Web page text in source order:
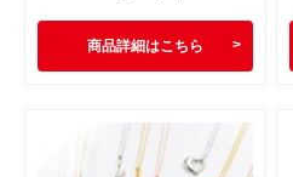
商品詳細はこちら